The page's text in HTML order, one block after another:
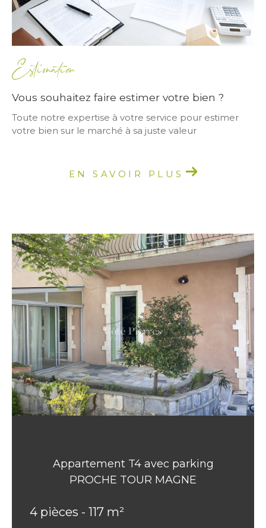
Estimation
Vous souhaitez faire estimer votre bien ?
Toute notre expertise à votre service pour estimer
votre bien sur le marché à sa juste valeur
EN SAVOIR PLUS
Appartement T4 avec parking
PROCHE TOUR MAGNE
4 pièces - 117 m²